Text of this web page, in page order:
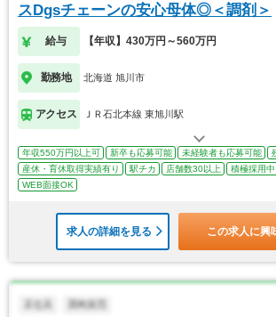
スDgsチェーンの安心母体◎＜調剤＞
給与 【年収】430万円～560万円
勤務地 北海道 旭川市
アクセス ＪＲ石北本線 東旭川駅
年収550万円以上可 新卒も応募可能 未経験者も応募可能
産休・育休取得実績有り
駅チカ 店舗数30以上 積極採用中
WEB面接OK
求人の詳細を見る この求人に興